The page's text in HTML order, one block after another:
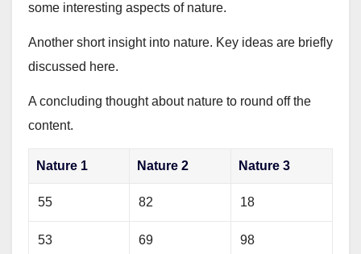
some interesting aspects of nature.
Another short insight into nature. Key ideas are briefly
discussed here.
A concluding thought about nature to round off the
content.
Nature 1 Nature 2 Nature 3
55 82 18
53 69 98